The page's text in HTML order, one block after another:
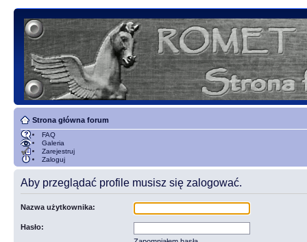
Strona główna forum
FAQ
Galeria
Zarejestruj
Zaloguj
Aby przeglądać profile musisz się zalogować.
Nazwa użytkownika:
Hasło: